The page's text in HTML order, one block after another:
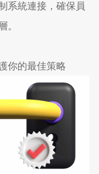
系統連接，確保員
。
你的最佳策略